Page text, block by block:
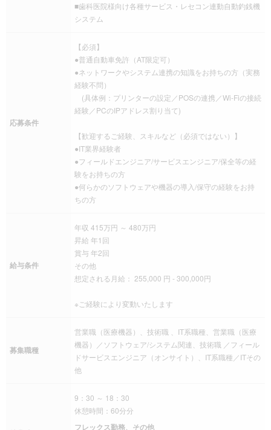
■歯科医院様向け各種サービス・レセコン連動自動釣銭機
システム
応募条件
【必須】
●普通自動車免許（AT限定可）
●ネットワークやシステム連携の知識をお持ちの方（実務
経験不問）
(具体例：プリンターの設定／POSの連携／Wi-Fiの接続
経験／PCのIPアドレス割り当て)
【歓迎するご経験、スキルなど（必須ではない）】
●IT業界経験者
●フィールドエンジニア/サービスエンジニア/保全等の経
験をお持ちの方
●何らかのソフトウェアや機器の導入/保守の経験をお持
ちの方
給与条件
年収 415万円 ～ 480万円
昇給 年1回
賞与 年2回
その他
想定される月給： 255,000 円 - 300,000円
※ご経験により変動いたします
募集職種
営業職（医療機器）、技術職 、IT系職種、営業職（医療
機器）／ソフトウェア/システム関連、技術職 ／フィール
ドサービスエンジニア（オンサイト）、IT系職種／ITその
他
9：30 ～ 18：30
休憩時間：60分分
フレックス勤務、その他